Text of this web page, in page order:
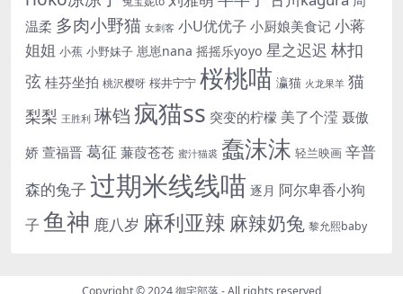
温柔 多肉小野猫 女刺客 小U优优子 小厨娘美食记 小蒋
姐姐 小蕉 小野妹子 崽崽nana 摇摇乐yoyo 星之迟迟 林扣
弦 桂芬坐拍 桃沢樱呀 桜井宁宁 桜桃喵 瀛猫 火龙果羊 猫
梨梨 王胜利 琳铛疯猫ss 突变的柠檬 美了个滢 聂傲
娇 萱福晋葛征 蒹葭苍苍 蜜汁猫裘 蠢沫沫 轻兰映画 辛普
森的兔子 过期米线线喵 逐月 阿尔卑香小狗
子 鱼神 鹿八岁 麻利亚辣 麻辣奶兔 黎允熙baby